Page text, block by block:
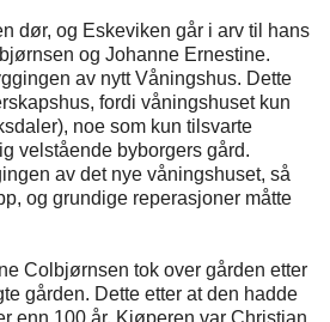
dør, og Eskeviken går i arv til hans
og Johanne Ernestine.
av nytt Våningshus. Dette
fordi våningshuset kun
noe som kun tilsvarte
velstående byborgers gård.
av det nye våningshuset, så
og grundige reperasjoner måtte
Colbjørnsen tok over gården etter
gården. Dette etter at den hadde
enn 100 år. Kjøperen var Christian